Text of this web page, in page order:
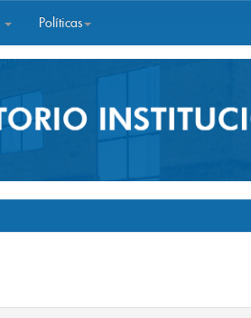
Políticas